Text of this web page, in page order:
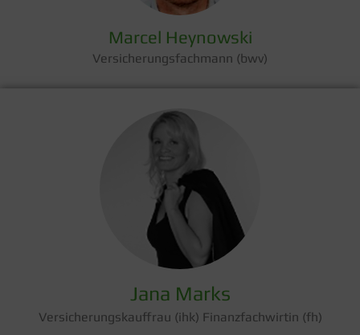
Marcel Heynowski
Versicherungsfachmann (bwv)
Jana Marks
Versicherungskauffrau (ihk) Finanzfachwirtin (fh)